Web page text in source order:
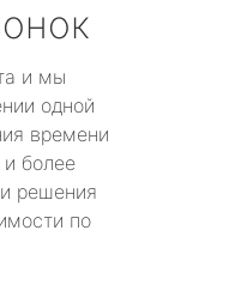
и мы
одной
времени
более
решения
по